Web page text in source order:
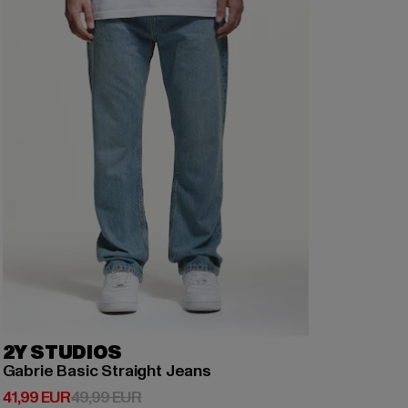
2Y STUDIOS
Gabrie Basic Straight Jeans
41,99 EUR
Derzeitiger Preis: 41,99 EUR
49,99 EURAktionspreis: 49,99 EUR